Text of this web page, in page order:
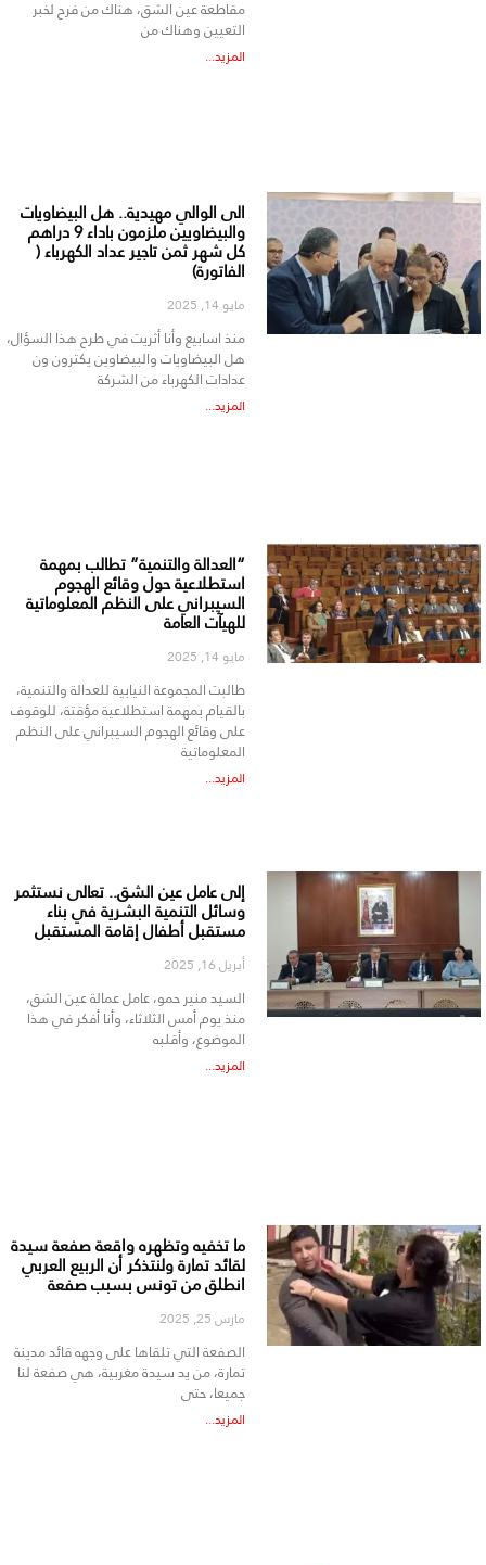
مقاطعة عين الشق، هناك من فرح لخبر
التعيين وهناك من
المزيد...
الى الوالي مهيدية.. هل البيضاويات
والبيضاويين ملزمون باداء 9 دراهم
كل شهر ثمن تاجير عداد الكهرباء (
الفاتورة)
مايو 14, 2025
منذ اسابيع وأنا أثريت في طرح هذا السؤال،
هل البيضاويات والبيضاوين يكترون ون
عدادات الكهرباء من الشركة
المزيد...
“العدالة والتنمية” تطالب بمهمة
استطلاعية حول وقائع الهجوم
السيبراني على النظم المعلوماتية
للهيآت العامة
مايو 14, 2025
طالبت المجموعة النيابية للعدالة والتنمية،
بالقيام بمهمة استطلاعية مؤقتة، للوقوف
على وقائع الهجوم السيبراني على النظم
المعلوماتية
المزيد...
إلى عامل عين الشق.. تعالى نستثمر
وسائل التنمية البشرية في بناء
مستقبل أطفال إقامة المستقبل
أبريل 16, 2025
السيد منير حمو، عامل عمالة عين الشق،
منذ يوم أمس الثلاثاء، وأنا أفكر في هذا
الموضوع، وأقلبه
المزيد...
ما تخفيه وتظهره واقعة صفعة سيدة
لقائد تمارة ولنتذكر أن الربيع العربي
انطلق من تونس بسبب صفعة
مارس 25, 2025
الصفعة التي تلقاها على وجهه قائد مدينة
تمارة، من يد سيدة مغربية، هي صفعة لنا
جميعا، حتى
المزيد...